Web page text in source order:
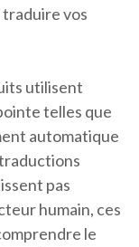
vos
utilisent
telles que
automatique
pas
humain, ces
le